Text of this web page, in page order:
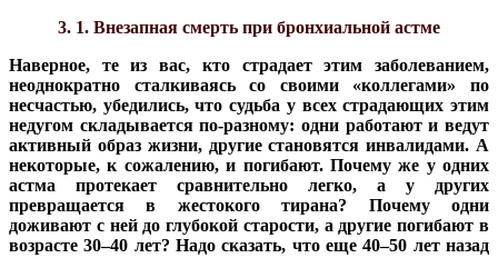
3. 1. Внезапная смерть при бронхиальной астме
Наверное, те из вас, кто страдает этим заболеванием,
неоднократно сталкиваясь со своими «коллегами» по
несчастью, убедились, что судьба у всех страдающих этим
недугом складывается по-разному: одни работают и ведут
активный образ жизни, другие становятся инвалидами. А
некоторые, к сожалению, и погибают. Почему же у одних
астма протекает сравнительно легко, а у других
превращается в жестокого тирана? Почему одни
доживают с ней до глубокой старости, а другие погибают в
возрасте 30–40 лет? Надо сказать, что еще 40–50 лет назад